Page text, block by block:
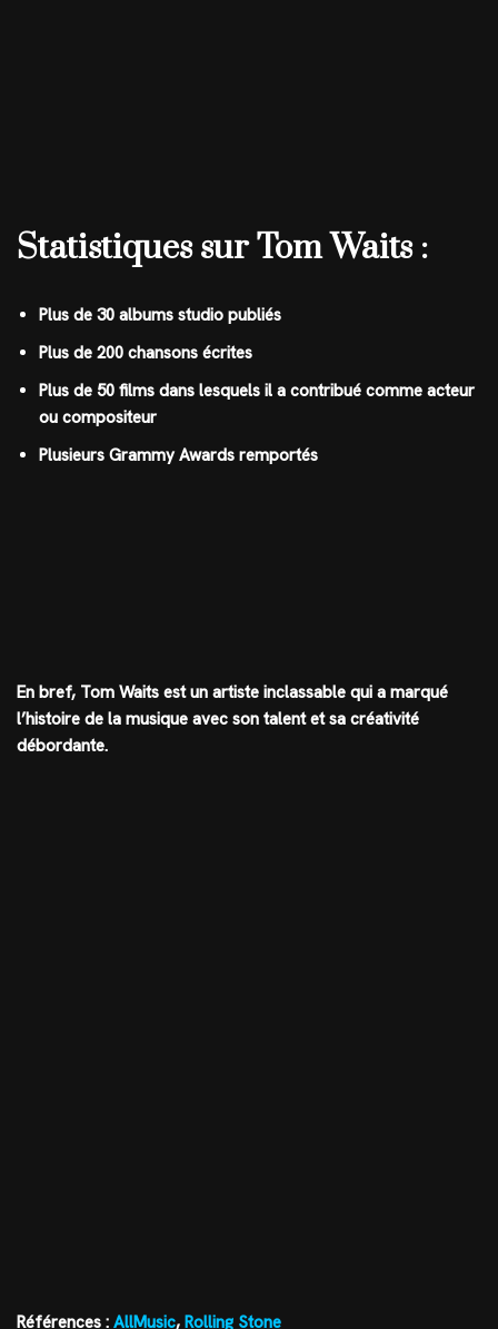
Statistiques sur Tom Waits :
Plus de 30 albums studio publiés
Plus de 200 chansons écrites
Plus de 50 films dans lesquels il a contribué comme acteur
ou compositeur
Plusieurs Grammy Awards remportés
En bref, Tom Waits est un artiste inclassable qui a marqué
l’histoire de la musique avec son talent et sa créativité
débordante.
Références : AllMusic, Rolling Stone